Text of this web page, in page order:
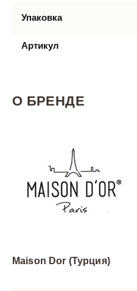
Упаковка
Артикул
О БРЕНДЕ
Maison Dor (Турция)